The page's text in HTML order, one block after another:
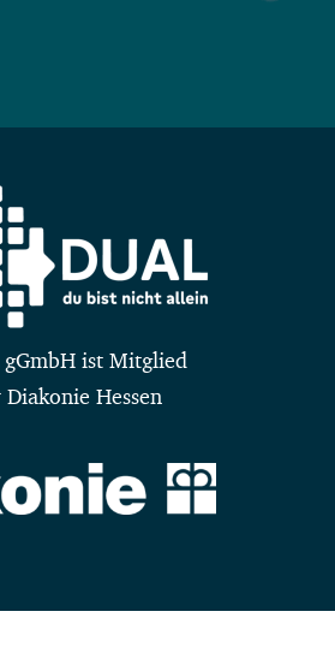
gGmbH ist Mitglied
Diakonie Hessen